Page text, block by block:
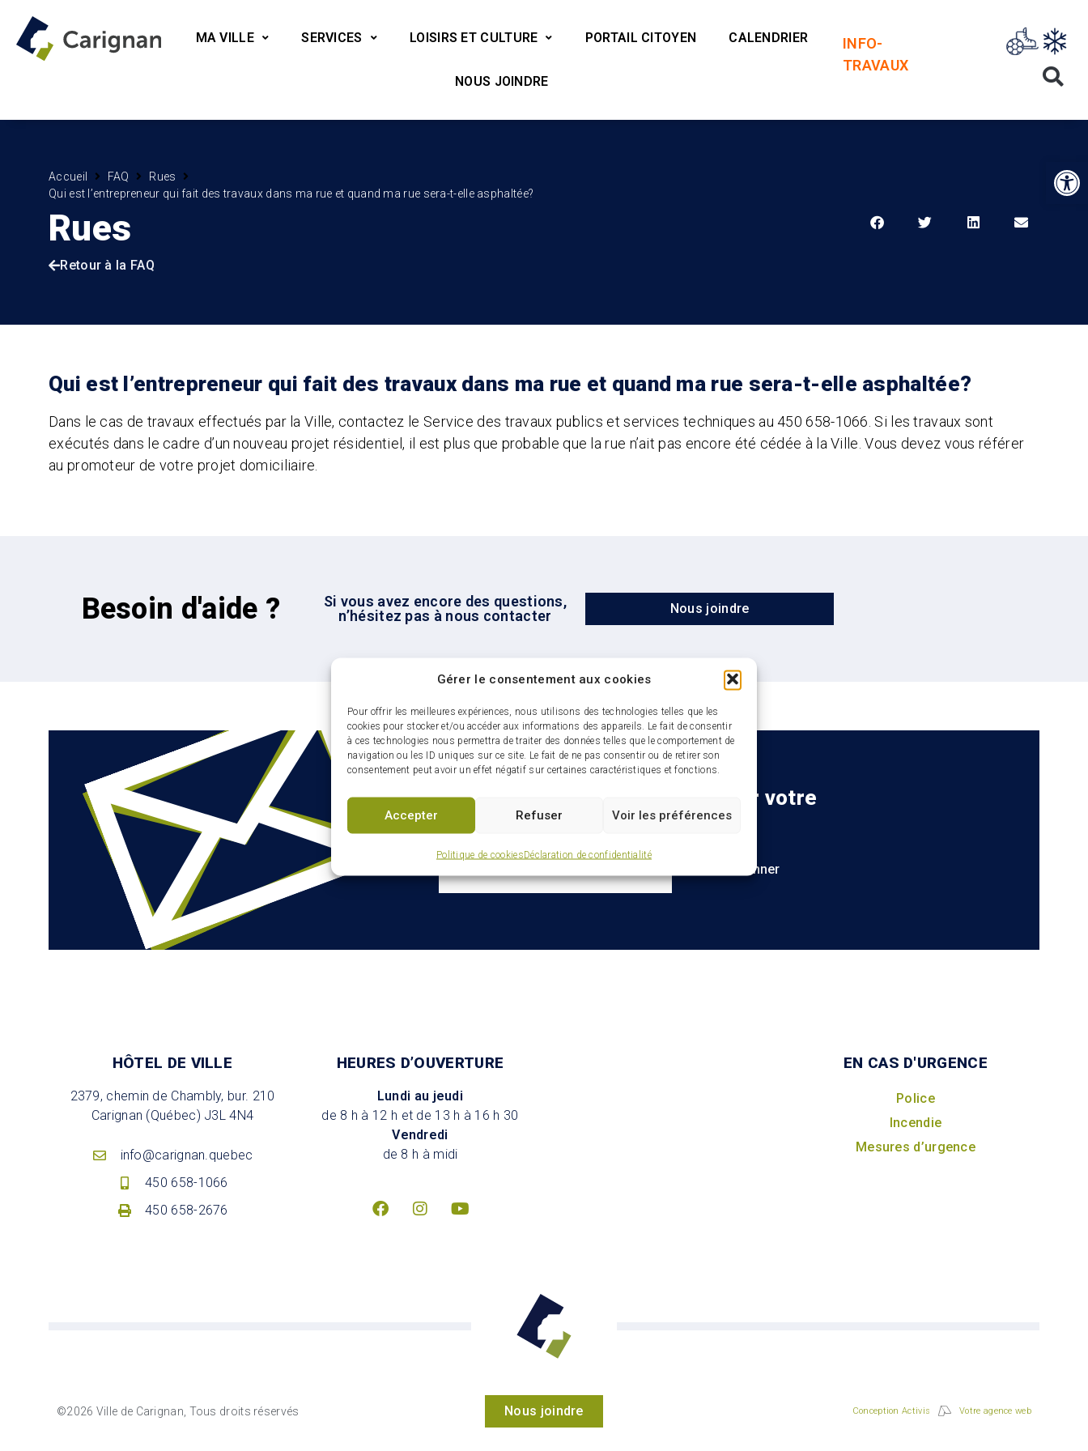
Gérer le consentement aux cookies
Pour offrir les meilleures expériences, nous utilisons des technologies telles que les
cookies pour stocker et/ou accéder aux informations des appareils. Le fait de consentir
à ces technologies nous permettra de traiter des données telles que le comportement de
navigation ou les ID uniques sur ce site. Le fait de ne pas consentir ou de retirer son
consentement peut avoir un effet négatif sur certaines caractéristiques et fonctions.
Accepter Refuser Voir les préférences
Politique de cookiesDéclaration de confidentialité
MA VILLE SERVICES LOISIRS ET CULTURE PORTAIL CITOYEN CALENDRIER
NOUS JOINDRE
INFO-
TRAVAUX
Accueil FAQ
Rues
Qui est l’entrepreneur qui fait des travaux dans ma rue et quand ma rue sera-t-elle asphaltée?
Rues
Retour à la FAQ
Qui est l’entrepreneur qui fait des travaux dans ma rue et quand ma rue sera-t-elle asphaltée?
Dans le cas de travaux effectués par la Ville, contactez le Service des travaux publics et services techniques au 450 658-1066. Si les travaux sont
exécutés dans le cadre d’un nouveau projet résidentiel, il est plus que probable que la rue n’ait pas encore été cédée à la Ville. Vous devez vous référer
au promoteur de votre projet domiciliaire.
Besoin d'aide ?
Si vous avez encore des questions,
n’hésitez pas à nous contacter
Nous joindre
Infolettre : restez connectés sur votre
S'abonner
HÔTEL DE VILLE
2379, chemin de Chambly, bur. 210
Carignan (Québec) J3L 4N4
info@carignan.quebec
450 658-1066
450 658-2676
HEURES D’OUVERTURE
Lundi au jeudi
de 8 h à 12 h et de 13 h à 16 h 30
Vendredi
de 8 h à midi
EN CAS D'URGENCE
Police
Incendie
Mesures d’urgence
©2026 Ville de Carignan, Tous droits réservés Nous joindre Conception Activis Votre agence web